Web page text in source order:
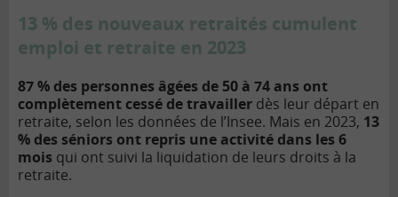
13 % des nouveaux retraités cumulent
emploi et retraite en 2023
87 % des personnes âgées de 50 à 74 ans ont
complètement cessé de travailler dès leur départ en
retraite, selon les données de l’Insee. Mais en 2023, 13
% des séniors ont repris une activité dans les 6
mois qui ont suivi la liquidation de leurs droits à la
retraite.